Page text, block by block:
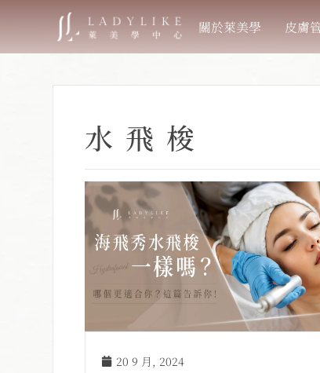
關於萊美學 皮膚
水飛梭
20 9 月, 2024